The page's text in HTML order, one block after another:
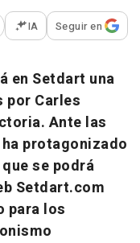
opciones para
IA Seguir en
en Setdart una
por Carles
Ante las
protagonizado
se podrá
Setdart.com
para los